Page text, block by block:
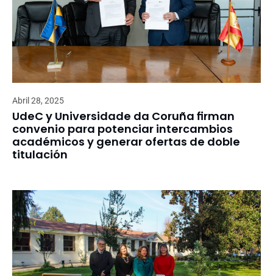
Abril 28, 2025
UdeC y Universidade da Coruña firman
convenio para potenciar intercambios
académicos y generar ofertas de doble
titulación